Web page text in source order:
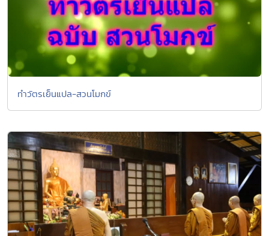
ทำวัตรเย็นแปล-สวนโมกข์